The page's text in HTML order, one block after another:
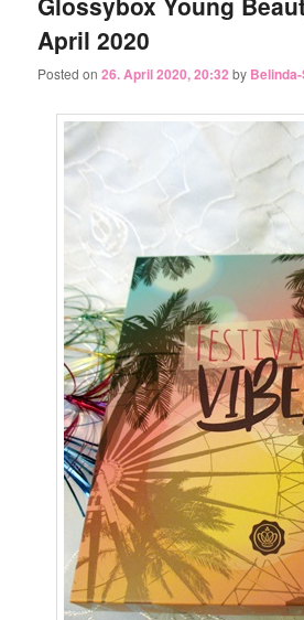
April 2020
Posted on26. April 2020, 20:32 by